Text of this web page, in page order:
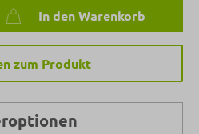
den gewünschten
In den Warenkorb
zum Produkt